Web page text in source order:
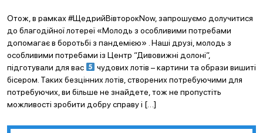
Отож, в рамках #ЩедрийВівторокNow, запрошуємо долучитися
до благодійної лотереї «Молодь з особливими потребами
допомагає в боротьбі з пандемією» . Наші друзі, молодь з
особливими потребами із Центр “Дивовижні долоні”,
підготували для вас
чудових лотів – картини та образи вишиті
бісером. Таких безцінних лотів, створених потребуючими для
потребуючих, ви більше не знайдете, тож не пропустіть
можливості зробити добру справу і […]